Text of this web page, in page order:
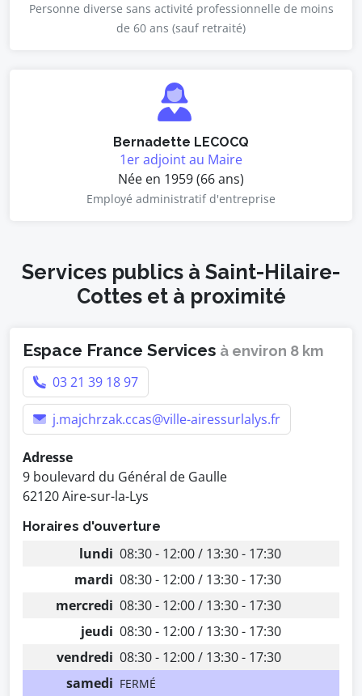
Personne diverse sans activité professionnelle de moins
de 60 ans (sauf retraité)
Bernadette LECOCQ
1er adjoint au Maire
Née en 1959 (66 ans)
Employé administratif d'entreprise
Services publics à Saint-Hilaire-
Cottes et à proximité
Espace France Services à environ 8 km
03 21 39 18 97
j.majchrzak.ccas@ville-airessurlalys.fr
Adresse
9 boulevard du Général de Gaulle
62120 Aire-sur-la-Lys
Horaires d'ouverture
lundi 08:30 - 12:00 / 13:30 - 17:30
mardi 08:30 - 12:00 / 13:30 - 17:30
mercredi 08:30 - 12:00 / 13:30 - 17:30
jeudi 08:30 - 12:00 / 13:30 - 17:30
vendredi 08:30 - 12:00 / 13:30 - 17:30
samedi FERMÉ